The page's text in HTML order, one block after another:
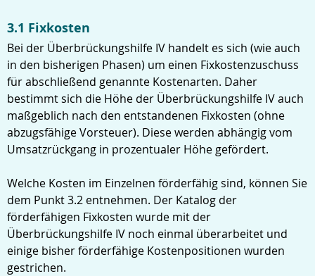
3.1 Fixkosten
Bei der Überbrückungshilfe IV handelt es sich (wie auch
in den bisherigen Phasen) um einen Fixkostenzuschuss
für abschließend genannte Kostenarten. Daher
bestimmt sich die Höhe der Überbrückungshilfe IV auch
maßgeblich nach den entstandenen Fixkosten (ohne
abzugsfähige Vorsteuer). Diese werden abhängig vom
Umsatzrückgang in prozentualer Höhe gefördert.
Welche Kosten im Einzelnen förderfähig sind, können Sie
dem Punkt 3.2 entnehmen. Der Katalog der
förderfähigen Fixkosten wurde mit der
Überbrückungshilfe IV noch einmal überarbeitet und
einige bisher förderfähige Kostenpositionen wurden
gestrichen.